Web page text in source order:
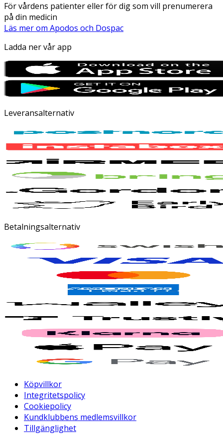
För vårdens patienter eller för dig som vill prenumerera
på din medicin
Läs mer om Apodos och Dospac
Ladda ner vår app
Leveransalternativ
Betalningsalternativ
Köpvillkor
Integritetspolicy
Cookiepolicy
Kundklubbens medlemsvillkor
Tillgänglighet